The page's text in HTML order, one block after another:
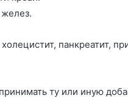
панкреатит,
ту или иную